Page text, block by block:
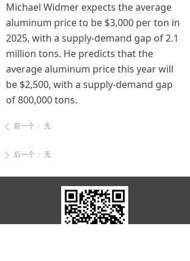
Michael Widmer expects the average
aluminum price to be $3,000 per ton in
2025, with a supply-demand gap of 2.1
million tons. He predicts that the
average aluminum price this year will
be $2,500, with a supply-demand gap
of 800,000 tons.
ꄴ 前一个： 无
ꄲ 后一个： 无